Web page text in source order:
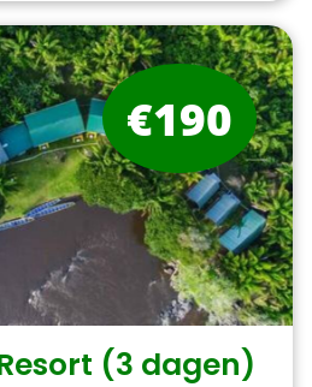
(3 dagen)
€190